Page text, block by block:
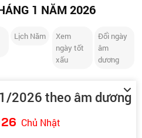
1 NĂM 2026
Lịch Năm
Xem
ngày tốt
xấu
Đổi ngày
âm
dương
2026 theo âm dương
Chủ Nhật